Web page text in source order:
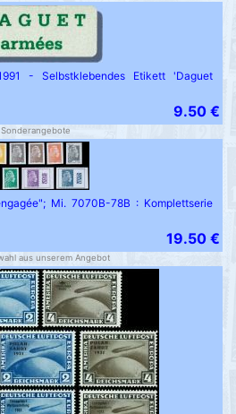
- Selbstklebendes Etikett 'Daguet
9.50 €
Sonderangebote
Mi. 7070B-78B : Komplettserie
19.50 €
aus unserem Angebot